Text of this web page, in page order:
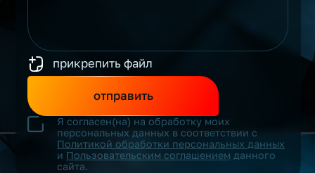
прикрепить файл
отправить
Я согласен(на) на обработку моих
персональных данных в соответствии с
Политикой обработки персональных данных
и Пользовательским соглашением данного
сайта.